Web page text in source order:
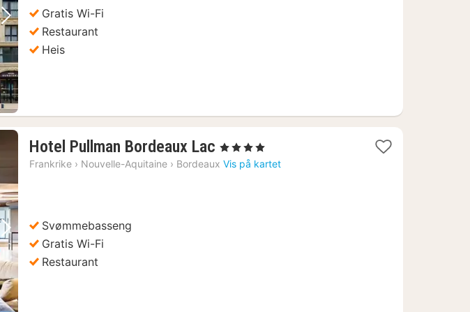
Neste bilde
Gratis Wi-Fi
Restaurant
Heis
bilde
Hotel Pullman Bordeaux Lac 1
natt
, 4 Stjerner
Frankrike › Nouvelle-Aquitaine › Bordeaux Vis på kartet
Svømmebasseng
Gratis Wi-Fi
Restaurant